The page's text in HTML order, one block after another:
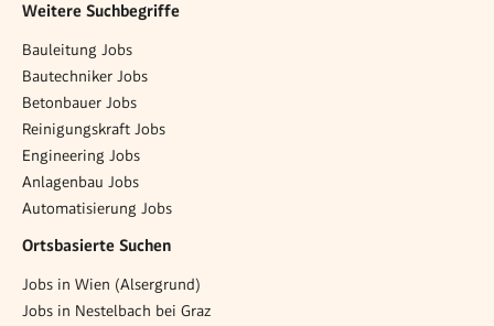
Weitere Suchbegriffe
Bauleitung Jobs
Bautechniker Jobs
Betonbauer Jobs
Reinigungskraft Jobs
Engineering Jobs
Anlagenbau Jobs
Automatisierung Jobs
Ortsbasierte Suchen
Jobs in Wien (Alsergrund)
Jobs in Nestelbach bei Graz